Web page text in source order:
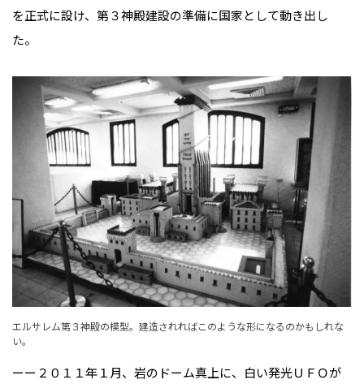
を正式に設け、第３神殿建設の準備に国家として動き出し
た。
エルサレム第３神殿の模型。建造されればこのような形になるのかもしれな
い。
ーー２０１１年１月、岩のドーム真上に、白い発光ＵＦＯが